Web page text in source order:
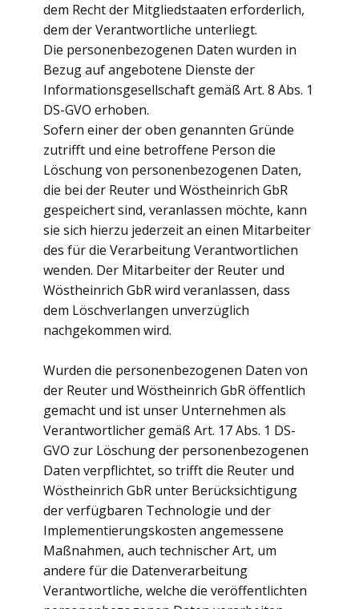
dem Recht der Mitgliedstaaten erforderlich,
dem der Verantwortliche unterliegt.
Die personenbezogenen Daten wurden in
Bezug auf angebotene Dienste der
Informationsgesellschaft gemäß Art. 8 Abs. 1
DS-GVO erhoben.
Sofern einer der oben genannten Gründe
zutrifft und eine betroffene Person die
Löschung von personenbezogenen Daten,
die bei der Reuter und Wöstheinrich GbR
gespeichert sind, veranlassen möchte, kann
sie sich hierzu jederzeit an einen Mitarbeiter
des für die Verarbeitung Verantwortlichen
wenden. Der Mitarbeiter der Reuter und
Wöstheinrich GbR wird veranlassen, dass
dem Löschverlangen unverzüglich
nachgekommen wird.
Wurden die personenbezogenen Daten von
der Reuter und Wöstheinrich GbR öffentlich
gemacht und ist unser Unternehmen als
Verantwortlicher gemäß Art. 17 Abs. 1 DS-
GVO zur Löschung der personenbezogenen
Daten verpflichtet, so trifft die Reuter und
Wöstheinrich GbR unter Berücksichtigung
der verfügbaren Technologie und der
Implementierungskosten angemessene
Maßnahmen, auch technischer Art, um
andere für die Datenverarbeitung
Verantwortliche, welche die veröffentlichten